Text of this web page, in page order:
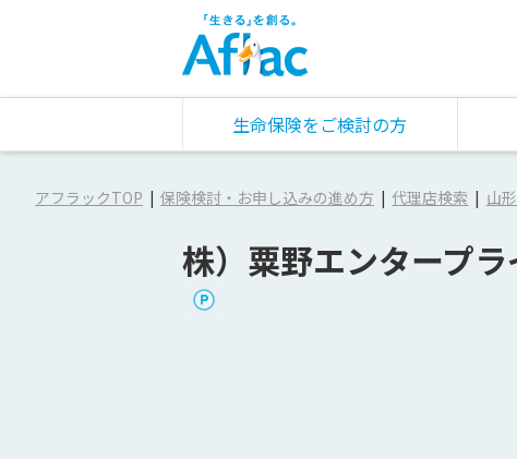
生命保険をご検討の方
アフラックTOP 保険検討・お申し込みの進め方 代理店検索 山
株）粟野エンタープラ